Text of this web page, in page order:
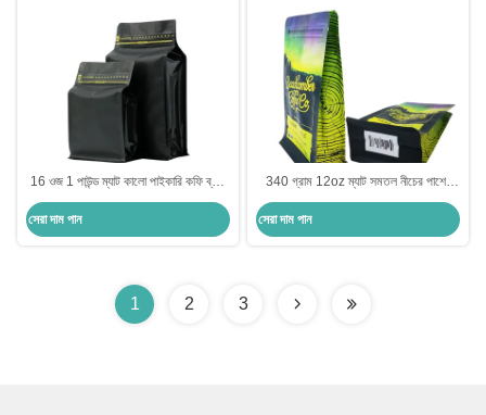
16 ওজ 1 পাউন্ড ম্যাট কালো পাইকারি কফি ব্যাগ
সঙ্গে ভালভ ডিগ্যাসিং এবং সাইড জিপলক ফ্ল্যাট
সেরা দাম পান
340 গ্রাম 12oz ম্যাট সমতল নীচের পাশের
গ্যাসেট কফি ব্যাগ ভালভ এবং ফ্রন্ট জিপার সঙ্গে
সেরা দাম পান
1 2 3